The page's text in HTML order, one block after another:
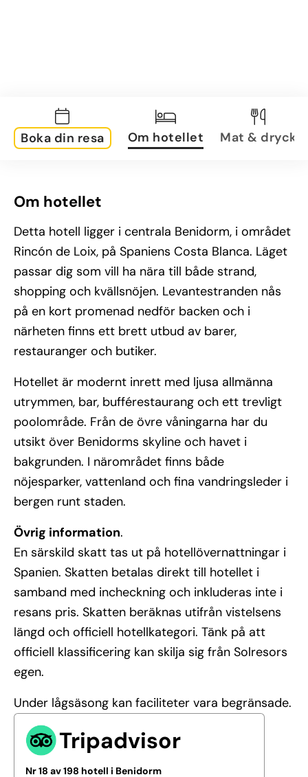
Boka din resa Om hotellet Mat & dryck
Om hotellet
Detta hotell ligger i centrala Benidorm, i området
Rincón de Loix, på Spaniens Costa Blanca. Läget
passar dig som vill ha nära till både strand,
shopping och kvällsnöjen. Levantestranden nås
på en kort promenad nedför backen och i
närheten finns ett brett utbud av barer,
restauranger och butiker.
Hotellet är modernt inrett med ljusa allmänna
utrymmen, bar, bufférestaurang och ett trevligt
poolområde. Från de övre våningarna har du
utsikt över Benidorms skyline och havet i
bakgrunden. I närområdet finns både
nöjesparker, vattenland och fina vandringsleder i
bergen runt staden.
Övrig information.
En särskild skatt tas ut på hotellövernattningar i
Spanien. Skatten betalas direkt till hotellet i
samband med incheckning och inkluderas inte i
resans pris. Skatten beräknas utifrån vistelsens
längd och officiell hotellkategori. Tänk på att
officiell klassificering kan skilja sig från Solresors
egen.
Under lågsäsong kan faciliteter vara begränsade.
Tripadvisor
Nr 18 av 198 hotell i Benidorm